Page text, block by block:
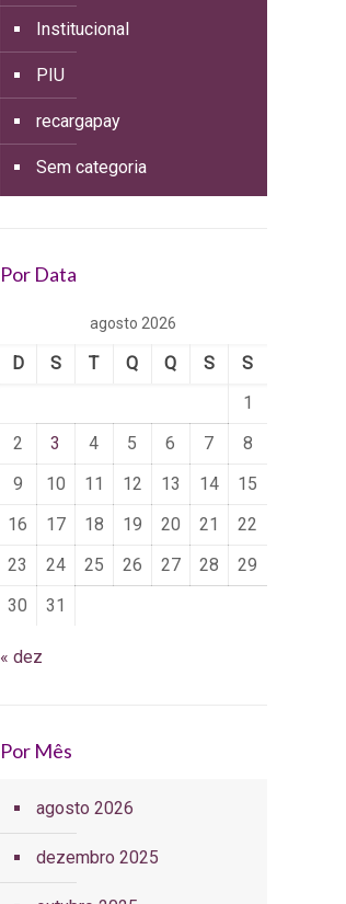
Institucional
PIU
recargapay
Sem categoria
Por Data
agosto 2026
D S T Q Q S
S
1
2
3 4 5 6 7
8
9
10 11 12 13 14
15
16
17 18 19 20 21
22
23
24 25 26 27 28
29
30
31
« dez
Por Mês
agosto 2026
dezembro 2025